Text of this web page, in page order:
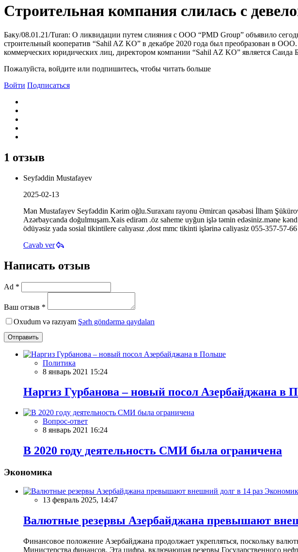
Строительная компания слилась с
Баку/08.01.21/Turan: О ликвидации путем слияния с ООО “PMD Group” объявило
строительный кооператив “Sahil AZ KO” в декабре 2020 года был преобразован в
коммерческих юридических лиц, директором компании “Sahil AZ KO” является Саида
Пожалуйста, войдите или подпишитесь, чтобы читать больше
Войти Подписаться
1 отзыв
Seyfəddin Mustafayev
2025-02-13
Mən Mustafayev Seyfəddin Kərim oğlu.Suraxanı rayonu Əmircan qəsəbəsi İlham
Azərbaycanda doğulmuşam.Xais edirəm .öz saheme uyğun işlə təmin edəsiniz.məne
ödüyəsiz yada sosial tikintilere calıyasız ,dost mmc tikinti işlərinə caliyasiz 055-357-57-
Cavab ver
Написать отзыв
Ad *
Ваш отзыв *
Oxudum və razıyam Şərh göndərmə qaydaları
Отправить
Политика
8 январь 2021 15:24
Наргиз Гурбанова – новый посол Азербайджана в
Вопрос-ответ
8 январь 2021 16:24
В 2020 году деятельность СМИ была ограничена
Экономика
13 февраль 2025, 14:47
Валютные резервы Азербайджана превышают
Финансовое положение Азербайджана продолжает укрепляться, поскольку
Министерства финансов. Эта цифра, включающая резервы Государственного